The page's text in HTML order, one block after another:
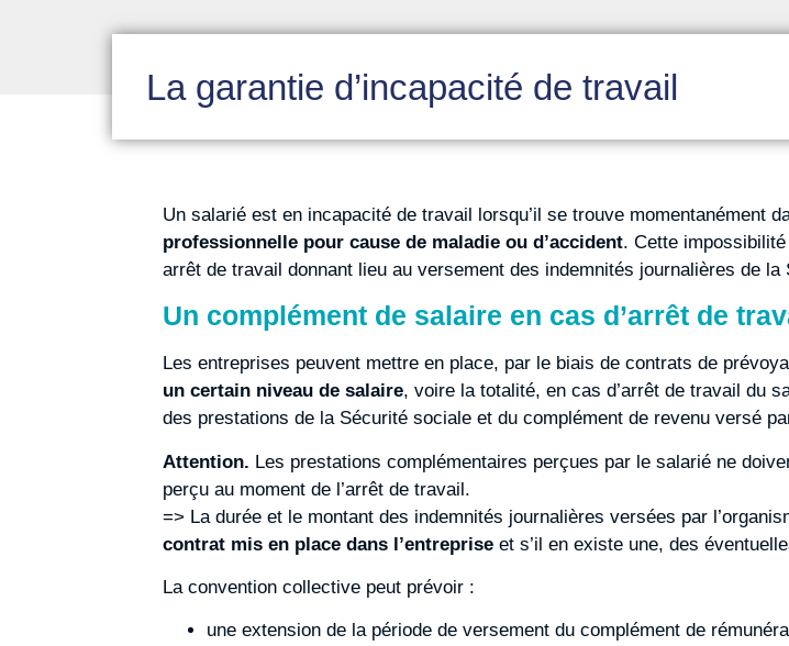
La garantie d’incapacité de travail
Un salarié est en incapacité de travail lorsqu’il se trouve momentanément
professionnelle pour cause de maladie ou d’accident. Cette
arrêt de travail donnant lieu au versement des indemnités journalières de la
Un complément de salaire en cas d’arrêt de
Les entreprises peuvent mettre en place, par le biais de contrats de
un certain niveau de salaire, voire la totalité, en cas d’arrêt de travail du
des prestations de la Sécurité sociale et du complément de revenu versé
Attention. Les prestations complémentaires perçues par le salarié ne
perçu au moment de l’arrêt de travail.
=> La durée et le montant des indemnités journalières versées par
contrat mis en place dans l’entrepriseet s’il en existe une, des
La convention collective peut prévoir :
une extension de la période de versement du complément de